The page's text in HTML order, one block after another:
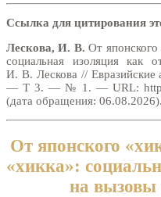
Ссылка для цитирования
Лескова, И. В. От
социальная изоляция как
И. В. Лескова //
— Т 3. — № 1. — URL:
(дата обращения: 06.08.2026).
От японского
«хикка»:
на вызовы